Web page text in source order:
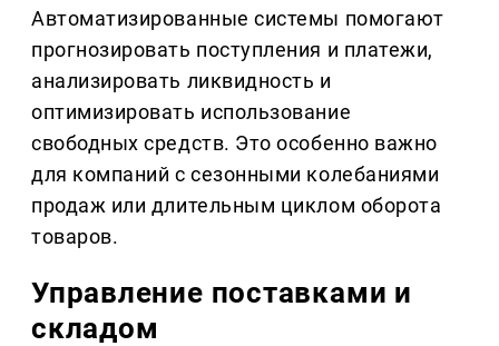
Автоматизированные системы помогают
прогнозировать поступления и платежи,
анализировать ликвидность и
оптимизировать использование
свободных средств. Это особенно важно
для компаний с сезонными колебаниями
продаж или длительным циклом оборота
товаров.
Управление поставками и
складом